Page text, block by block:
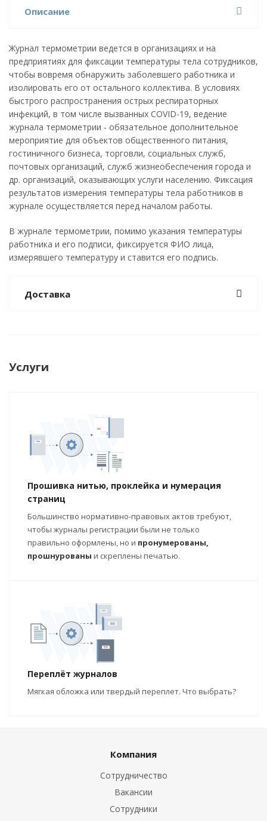
Описание
Журнал термометрии ведется в организациях и на
предприятиях для фиксации температуры тела сотрудников,
чтобы вовремя обнаружить заболевшего работника и
изолировать его от остального коллектива. В условиях
быстрого распространения острых респираторных
инфекций, в том числе вызванных COVID-19, ведение
журнала термометрии - обязательное дополнительное
мероприятие для объектов общественного питания,
гостиничного бизнеса, торговли, социальных служб,
почтовых организаций, служб жизнеобеспечения города и
др. организаций, оказывающих услуги населению. Фиксация
результатов измерения температуры тела работников в
журнале осуществляется перед началом работы.
В журнале термометрии, помимо указания температуры
работника и его подписи, фиксируется ФИО лица,
измерявшего температуру и ставится его подпись.
Доставка
Услуги
Прошивка нитью, проклейка и нумерация
страниц
Большинство нормативно-правовых актов требуют,
чтобы журналы регистрации были не только
правильно оформлены, но и пронумерованы,
прошнурованы и скреплены печатью.
Переплёт журналов
Мягкая обложка или твердый переплет. Что выбрать?
Компания
Сотрудничество
Вакансии
Сотрудники